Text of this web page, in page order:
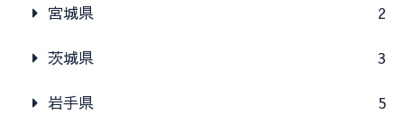
宮城県 2
茨城県 3
岩手県 5